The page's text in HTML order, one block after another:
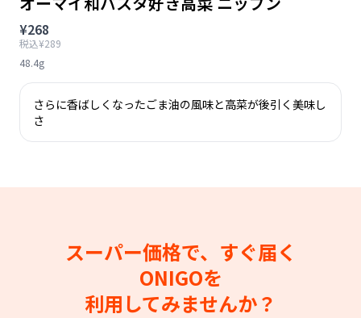
¥268
税込¥289
48.4g
さらに香ばしくなったごま油の風味と高菜が後引く美味し
さ
スーパー価格で、すぐ届く
ONIGOを
利用してみませんか？